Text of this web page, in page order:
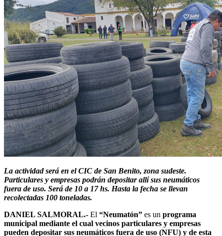
La actividad será en el CIC de San Benito, zona sudeste.
Particulares y empresas podrán depositar allí sus neumáticos
fuera de uso. Será de 10 a 17 hs. Hasta la fecha se llevan
recolectadas 100 toneladas.
DANIEL SALMORAL.- El “Neumatón” es un programa
municipal mediante el cual vecinos particulares y empresas
pueden depositar sus neumáticos fuera de uso (NFU) y de esta